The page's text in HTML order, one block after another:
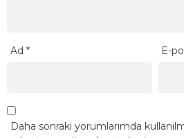
Ad * E-
Daha sonraki yorumlarımda